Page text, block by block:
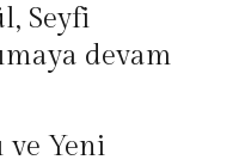
Seyfi
devam
ve Yeni